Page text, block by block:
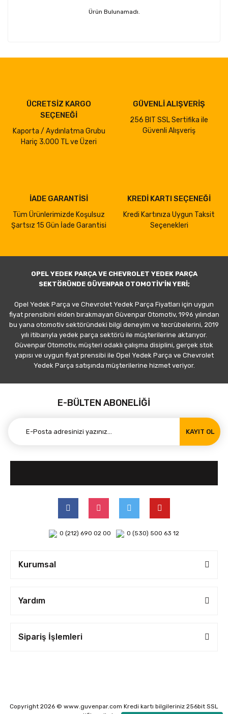
Ürün Bulunamadı.
ÜCRETSİZ KARGO
SEÇENEĞİ
Kaporta / Aydınlatma Grubu
Hariç 3.000 TL ve Üzeri
GÜVENLİ ALIŞVERİŞ
256 BIT SSL Sertifika ile
Güvenli Alışveriş
İADE GARANTİSİ
Tüm Ürünlerimizde Koşulsuz
Şartsız 15 Gün İade Garantisi
KREDİ KARTI SEÇENEĞİ
Kredi Kartınıza Uygun Taksit
Seçenekleri
OPEL YEDEK PARÇA VE CHEVROLET YEDEK PARÇA
SEKTÖRÜNDE GÜVENPAR OTOMOTİV'İN YERİ;
Opel Yedek Parça ve Chevrolet Yedek Parça Fiyatları için uygun
fiyat prensibini elden bırakmayan Güvenpar Otomotiv, 1996 yılından
bu yana otomotiv sektöründeki bilgi deneyim ve tecrübelerini, 2019
yılı itibarıyla yedek parça sektörü ile müşterilerine aktarıyor.
Güvenpar Otomotiv, müşteri odaklı çalışma disiplini, gerçek stok
yapısı ve uygun fiyat prensibi ile Opel Yedek Parça ve Chevrolet
Yedek Parça satışında müşterilerine hizmet veriyor.
E-BÜLTEN ABONELİĞİ
KAYIT OL
0 (212) 690 02 00 0 (530) 500 63 12
Kurumsal
Yardım
Sipariş İşlemleri
Copyright 2026 © www.guvenpar.com Kredi kartı bilgileriniz 256bit SSL